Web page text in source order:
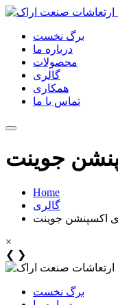
برگ نخست
درباره ما
محصولات
گالری
همکاری
تماس با ما
جوینت
Home
گالری
اکسپنشن جوینت
×
❮ ❯
برگ نخست